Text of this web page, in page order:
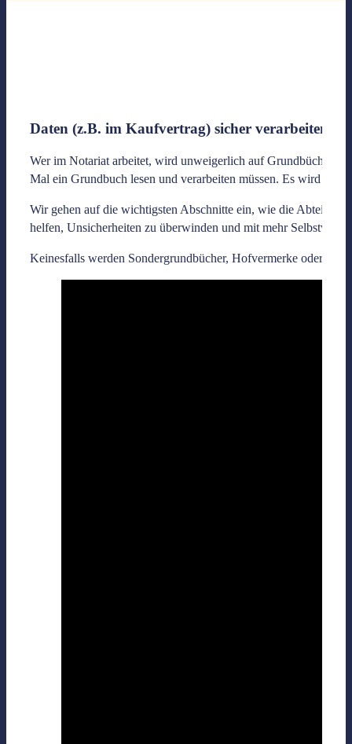
Daten (z.B. im Kaufvertrag) sicher verarbeiten
Wer im Notariat arbeitet, wird unweigerlich auf Grundbücher
Mal ein Grundbuch lesen und verarbeiten müssen. Es wird
Wir gehen auf die wichtigsten Abschnitte ein, wie die
helfen, Unsicherheiten zu überwinden und mit mehr
Keinesfalls werden Sondergrundbücher, Hofvermerke oder